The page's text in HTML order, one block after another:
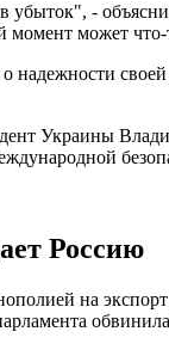
убыток", -
момент может
надежности
Украины
Россию
на экспорт